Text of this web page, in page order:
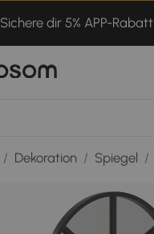
Sichere dir 5% APP-Rabatt
/ Dekoration / Spiegel /